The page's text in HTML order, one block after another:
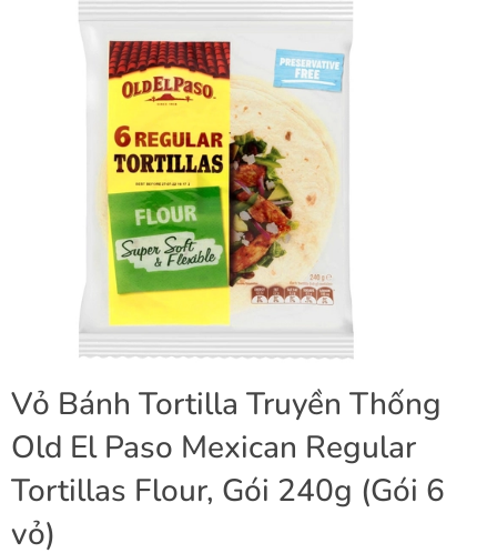
Vỏ Bánh Tortilla Truyền Thống
Old El Paso Mexican Regular
Tortillas Flour, Gói 240g (Gói 6
vỏ)